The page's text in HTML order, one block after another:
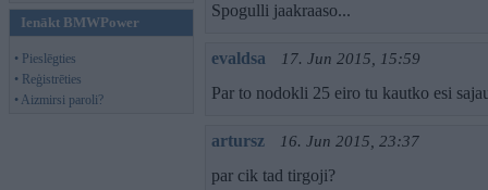
Ienākt BMWPower
• Pieslēgties
• Reģistrēties
• Aizmirsi paroli?
Spogulli jaakraaso...
evaldsa 17. Jun 2015, 15:59
Par to nodokli 25 eiro tu kautko esi
artursz 16. Jun 2015, 23:37
par cik tad tirgoji?